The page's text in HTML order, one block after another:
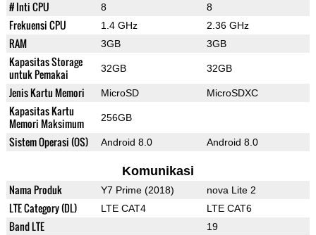
# Inti CPU 8 8
Frekuensi CPU 1.4 GHz 2.36 GHz
RAM 3GB 3GB
Kapasitas Storage
untuk Pemakai
32GB 32GB
Jenis Kartu Memori MicroSD MicroSDXC
Kapasitas Kartu
Memori Maksimum
256GB
Sistem Operasi (OS) Android 8.0 Android 8.0
Komunikasi
Nama Produk Y7 Prime (2018) nova Lite 2
LTE Category (DL) LTE CAT4 LTE CAT6
Band LTE 19